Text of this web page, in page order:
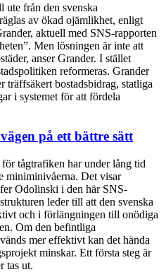
ute från den svenska
av ökad ojämlikhet, enligt
aktuell med SNS-rapporten
Men lösningen är inte att
anser Grander. I stället
reformeras. Grander
träffsäkert bostadsbidrag, statliga
i systemet för att fördela
på ett bättre sätt
tågtrafiken har under lång tid
miniminivåerna. Det visar
Odolinski i den här SNS-
leder till att den svenska
och i förlängningen till onödiga
Om den befintliga
mer effektivt kan det hända
minskar. Ett första steg är
tas ut.